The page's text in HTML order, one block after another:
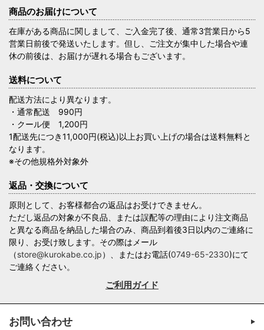
商品のお届けについて
在庫がある商品に関しまして、ご入金完了後、通常3営業日から5
営業日前後で発送いたします。但し、ご注文が集中した場合や連
休の前後は、お届けが遅れる場合もございます。
送料について
配送方法により異なります。
・通常配送 990円
・クール便 1,200円
1配送先につき11,000円(税込)以上お買い上げの場合は送料無料と
なります。
※その他規格外対象外
返品・交換について
原則として、お客様都合の返品はお受けできません。
ただし返品の対象が不良品、または誤配等の理由により注文商品
と異なる商品を納品した場合のみ、商品到着後3日以内のご連絡に
限り、お受け致します。その際はメール
（store@kurokabe.co.jp）、またはお電話(0749-65-2330)にて
ご連絡ください。
ご利用ガイド
お問い合わせ